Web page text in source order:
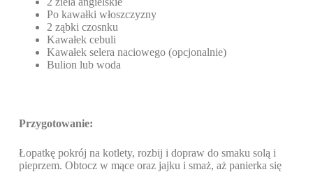
Po kawałki włoszczyzny
2 ząbki czosnku
Kawałek cebuli
Kawałek selera naciowego (opcjonalnie)
Bulion lub woda
Przygotowanie:
Łopatkę pokrój na kotlety, rozbij i dopraw do smaku solą i
pieprzem. Obtocz w mące oraz jajku i smaż, aż panierka się